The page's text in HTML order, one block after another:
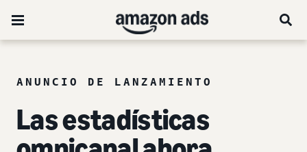
ANUNCIO DE LANZAMIENTO
Las estadísticas